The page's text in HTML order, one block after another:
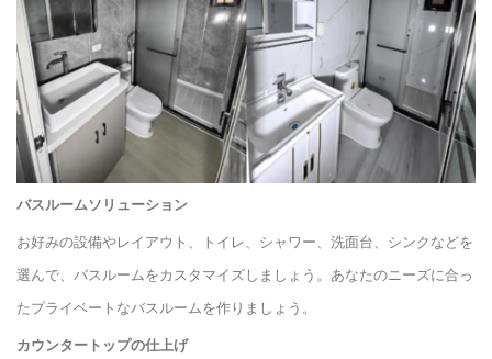
バスルームソリューション
お好みの設備やレイアウト、トイレ、シャワー、洗面台、シンクなどを
選んで、バスルームをカスタマイズしましょう。あなたのニーズに合っ
たプライベートなバスルームを作りましょう。
カウンタートップの仕上げ